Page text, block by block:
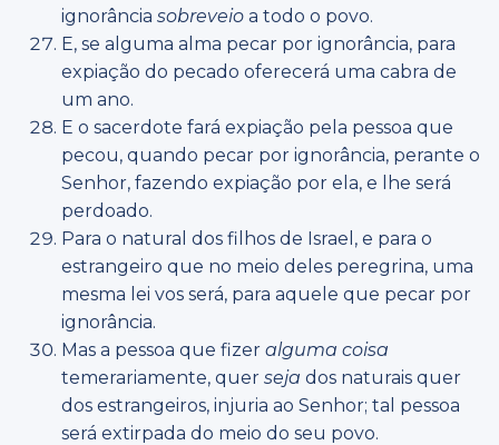
ignorância sobreveio a todo o povo.
E, se alguma alma pecar por ignorância, para
expiação do pecado oferecerá uma cabra de
um ano.
E o sacerdote fará expiação pela pessoa que
pecou, quando pecar por ignorância, perante o
Senhor, fazendo expiação por ela, e lhe será
perdoado.
Para o natural dos filhos de Israel, e para o
estrangeiro que no meio deles peregrina, uma
mesma lei vos será, para aquele que pecar por
ignorância.
Mas a pessoa que fizer alguma coisa
temerariamente, quer seja dos naturais quer
dos estrangeiros, injuria ao Senhor; tal pessoa
será extirpada do meio do seu povo.